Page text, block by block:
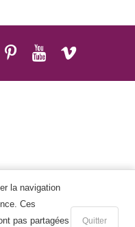
la navigation
Ces
pas partagées
Quitter